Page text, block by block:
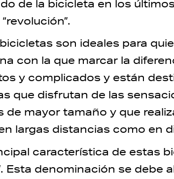
de la bicicleta en los
son ideales para
con la que marcar la
y complicados y están
que disfrutan de las
de mayor tamaño y que
largas distancias como en
característica de estas
Esta denominación se debe